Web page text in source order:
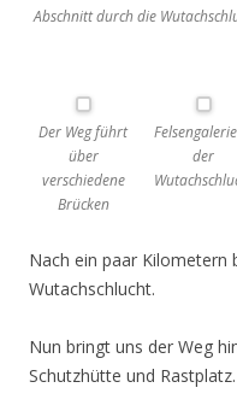
Abschnitt durch die
Der Weg führt
über
verschiedene
Brücken
der
Nach ein paar Kilometern
Wutachschlucht.
Nun bringt uns der Weg
Schutzhütte und Rastplatz.